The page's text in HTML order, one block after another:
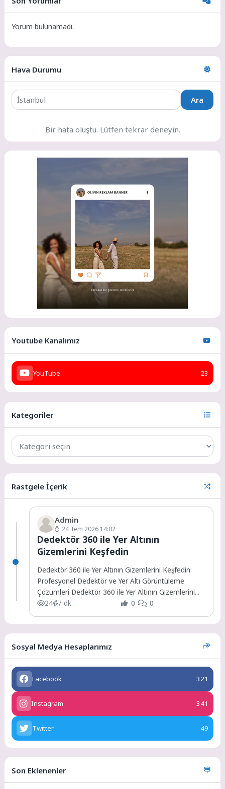
Sosyoloji...
Yorum bulunamadı.
Hava Durumu
Ara
Bir hata oluştu. Lütfen tekrar deneyin.
Youtube Kanalımız
YouTube 23
Kategoriler
Rastgele İçerik
Admin
24 Tem 2026 14:02
Dedektör 360 ile Yer Altının
Gizemlerini Keşfedin
Dedektör 360 ile Yer Altının Gizemlerini Keşfedin:
Profesyonel Dedektör ve Yer Altı Görüntüleme
Çözümleri Dedektör 360 ile Yer Altının Gizemlerini...
24 7 dk. 0 0
Sosyal Medya Hesaplarımız
Facebook 321
Instagram 341
Twitter 49
Son Eklenenler